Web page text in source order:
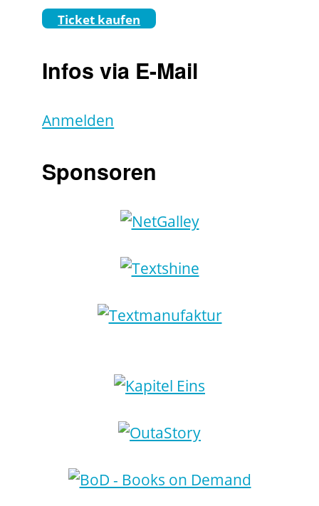
Ticket kaufen
Infos via E-Mail
Anmelden
Sponsoren